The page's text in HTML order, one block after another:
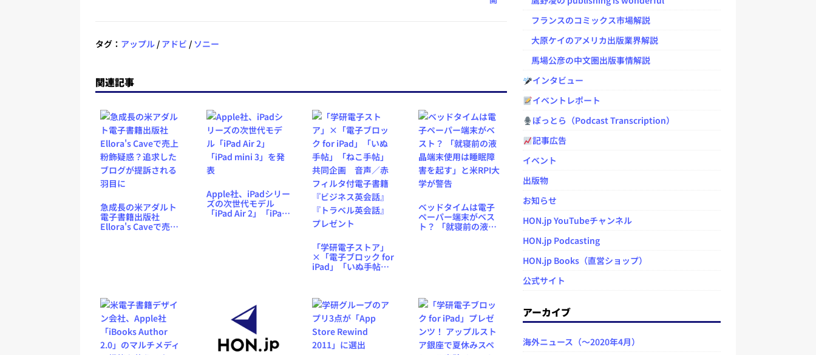
タグ： アップル / アドビ / ソニー
関連記事
急成長の米アダルト
電子書籍出版社
Ellora's Caveで売上
Apple社、iPadシリー
ズの次世代モデル
「iPad Air 2」「iPad
「学研電子ストア」
×「電子ブロック for
iPad」「いぬ手帖」
タ付電子書籍『ビジ
ネス英会話』『トラ
ベル英会話』プレゼ
ント
ベッドタイムは電子
ペーパー端末がベス
ト？ 「就寝前の液晶
フランスのコミックス市場解説
大原ケイのアメリカ出版業界解説
馬場公彦の中文圏出版事情解説
インタビュー
イベントレポート
ぽっとら（Podcast Transcription）
記事広告
イベント
出版物
お知らせ
HON.jp YouTubeチャンネル
HON.jp Podcasting
HON.jp Books（直営ショップ）
公式サイト
アーカイブ
海外ニュース（～2020年4月）